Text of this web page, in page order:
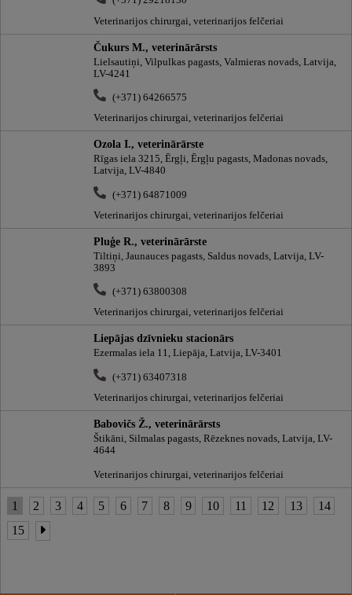
Veterinarijos chirurgai, veterinarijos felčeriai
Čukurs M., veterinārārsts
Lielsautiņi, Vilpulkas pagasts, Valmieras novads, Latvija,
LV-4241
(+371) 64266575
Veterinarijos chirurgai, veterinarijos felčeriai
Ozola I., veterinārārste
Rīgas iela 3215, Ērgļi, Ērgļu pagasts, Madonas novads,
Latvija, LV-4840
(+371) 64871009
Veterinarijos chirurgai, veterinarijos felčeriai
Pluģe R., veterinārārste
Tiltiņi, Jaunauces pagasts, Saldus novads, Latvija, LV-
3893
(+371) 63800308
Veterinarijos chirurgai, veterinarijos felčeriai
Liepājas dzīvnieku stacionārs
Ezermalas iela 11, Liepāja, Latvija, LV-3401
(+371) 63407318
Veterinarijos chirurgai, veterinarijos felčeriai
Babovičs Ž., veterinārārsts
Štikāni, Silmalas pagasts, Rēzeknes novads, Latvija, LV-
4644
Veterinarijos chirurgai, veterinarijos felčeriai
1 2 3 4 5 6 7 8 9 10 11 12 13
14
15